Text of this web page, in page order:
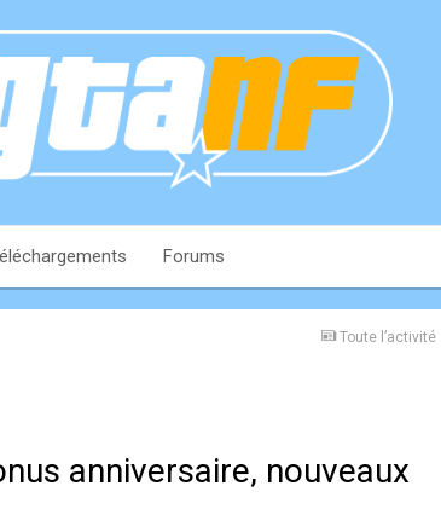
Forums
Toute l’activité
anniversaire, nouveaux